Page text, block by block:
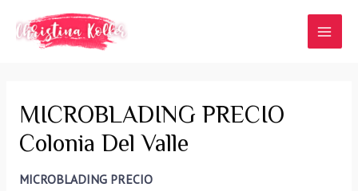
contenido
MICROBLADING PRECIO
Colonia Del Valle
MICROBLADING PRECIO